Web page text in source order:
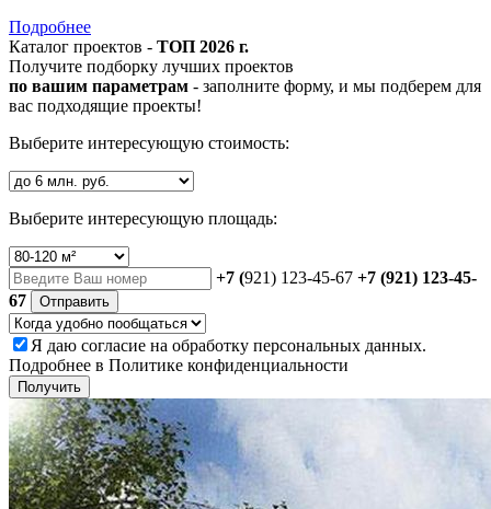
Подробнее
Каталог проектов - ТОП 2026 г.
Получите подборку лучших проектов
по вашим параметрам - заполните форму, и мы подберем для
вас подходящие проекты!
Выберите интересующую стоимость:
Выберите интересующую площадь:
+7 (921) 123-45-67 +7 (921) 123-45-
67
Отправить
Я даю согласие на обработку персональных данных.
Подробнее в Политике конфиденциальности
Получить